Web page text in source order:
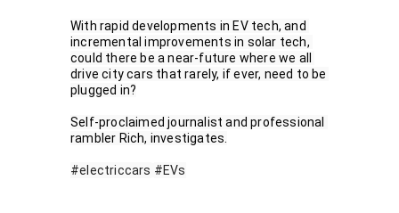
With rapid developments in EV tech, and
incremental improvements in solar tech,
could there be a near-future where we all
drive city cars that rarely, if ever, need to be
plugged in?
Self-proclaimed journalist and professional
rambler Rich, investigates.
#electriccars #EVs